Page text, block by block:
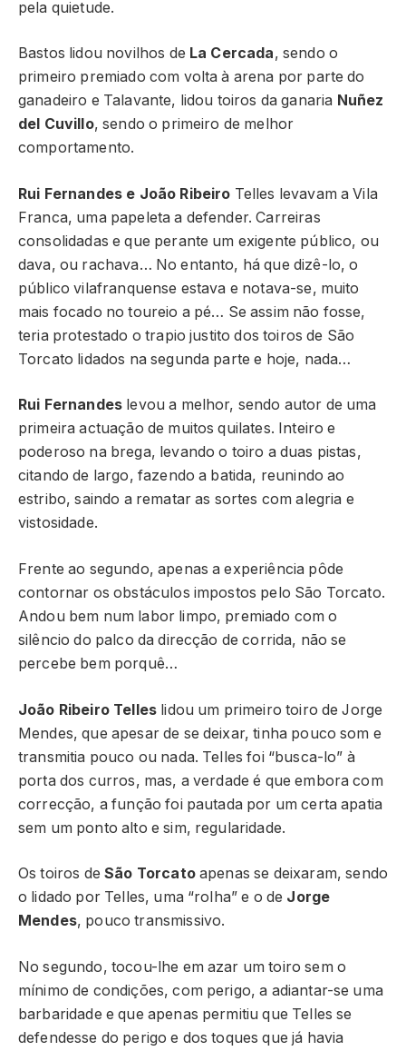
pela quietude.
Bastos lidou novilhos de La Cercada, sendo o
primeiro premiado com volta à arena por parte do
ganadeiro e Talavante, lidou toiros da ganaria Nuñez
del Cuvillo, sendo o primeiro de melhor
comportamento.
Rui Fernandes e João Ribeiro Telles levavam a Vila
Franca, uma papeleta a defender. Carreiras
consolidadas e que perante um exigente público, ou
dava, ou rachava… No entanto, há que dizê-lo, o
público vilafranquense estava e notava-se, muito
mais focado no toureio a pé… Se assim não fosse,
teria protestado o trapio justito dos toiros de São
Torcato lidados na segunda parte e hoje, nada…
Rui Fernandes levou a melhor, sendo autor de uma
primeira actuação de muitos quilates. Inteiro e
poderoso na brega, levando o toiro a duas pistas,
citando de largo, fazendo a batida, reunindo ao
estribo, saindo a rematar as sortes com alegria e
vistosidade.
Frente ao segundo, apenas a experiência pôde
contornar os obstáculos impostos pelo São Torcato.
Andou bem num labor limpo, premiado com o
silêncio do palco da direcção de corrida, não se
percebe bem porquê…
João Ribeiro Telles lidou um primeiro toiro de Jorge
Mendes, que apesar de se deixar, tinha pouco som e
transmitia pouco ou nada. Telles foi “busca-lo” à
porta dos curros, mas, a verdade é que embora com
correcção, a função foi pautada por um certa apatia
sem um ponto alto e sim, regularidade.
Os toiros deSão Torcatoapenas se deixaram, sendo
o lidado por Telles, uma “rolha” e o de Jorge
Mendes, pouco transmissivo.
No segundo, tocou-lhe em azar um toiro sem o
mínimo de condições, com perigo, a adiantar-se uma
barbaridade e que apenas permitiu que Telles se
defendesse do perigo e dos toques que já havia